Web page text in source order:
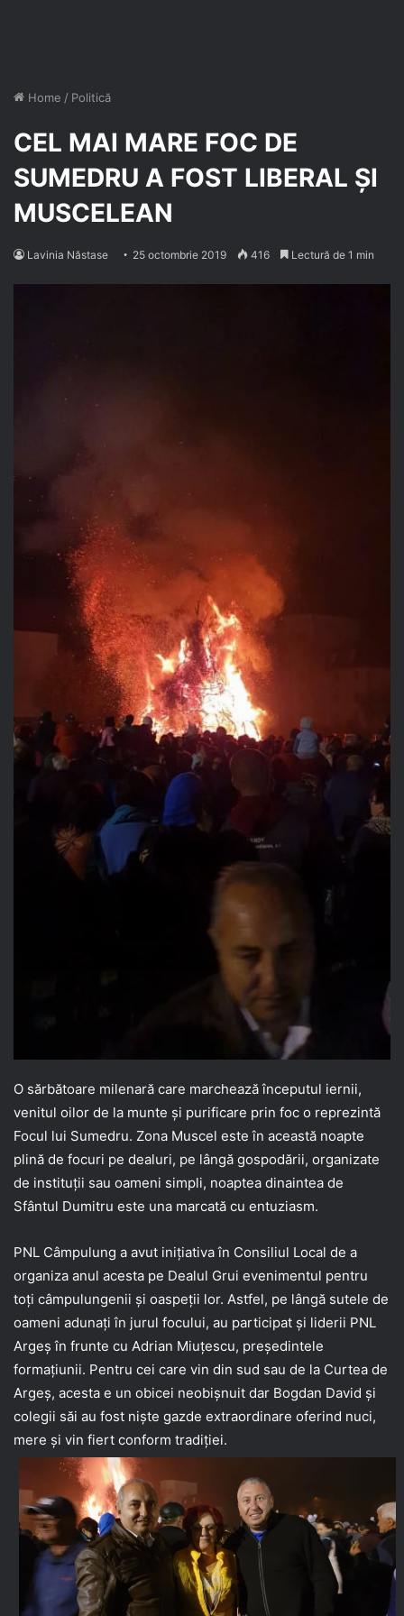
Home / Politică
CEL MAI MARE FOC DE
SUMEDRU A FOST LIBERAL ȘI
MUSCELEAN
Lavinia Năstase 25 octombrie 2019 416 Lectură de 1 min
O sărbătoare milenară care marchează începutul iernii,
venitul oilor de la munte și purificare prin foc o reprezintă
Focul lui Sumedru. Zona Muscel este în această noapte
plină de focuri pe dealuri, pe lângă gospodării, organizate
de instituții sau oameni simpli, noaptea dinaintea de
Sfântul Dumitru este una marcată cu entuziasm.
PNL Câmpulung a avut inițiativa în Consiliul Local de a
organiza anul acesta pe Dealul Grui evenimentul pentru
toți câmpulungenii și oaspeții lor. Astfel, pe lângă sutele de
oameni adunați în jurul focului, au participat și liderii PNL
Argeș în frunte cu Adrian Miuțescu, președintele
formațiunii. Pentru cei care vin din sud sau de la Curtea de
Argeș, acesta e un obicei neobișnuit dar Bogdan David și
colegii săi au fost niște gazde extraordinare oferind nuci,
mere și vin fiert conform tradiției.